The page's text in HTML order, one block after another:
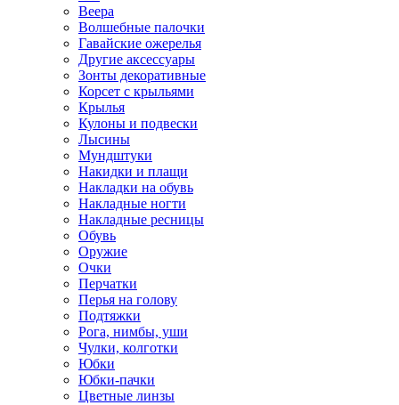
Веера
Волшебные палочки
Гавайские ожерелья
Другие аксессуары
Зонты декоративные
Корсет с крыльями
Крылья
Кулоны и подвески
Лысины
Мундштуки
Накидки и плащи
Накладки на обувь
Накладные ногти
Накладные ресницы
Обувь
Оружие
Очки
Перчатки
Перья на голову
Подтяжки
Рога, нимбы, уши
Чулки, колготки
Юбки
Юбки-пачки
Цветные линзы